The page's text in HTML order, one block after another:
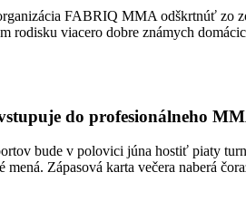
FABRIQ MMA odškrtnúť zo
rodisku viacero dobre známych
do profesionálneho
bude v polovici júna hostiť piaty
mená. Zápasová karta večera naberá